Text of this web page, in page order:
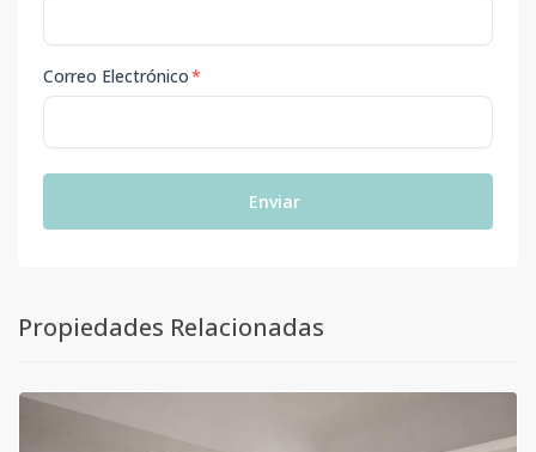
Correo Electrónico*
Enviar
Propiedades Relacionadas